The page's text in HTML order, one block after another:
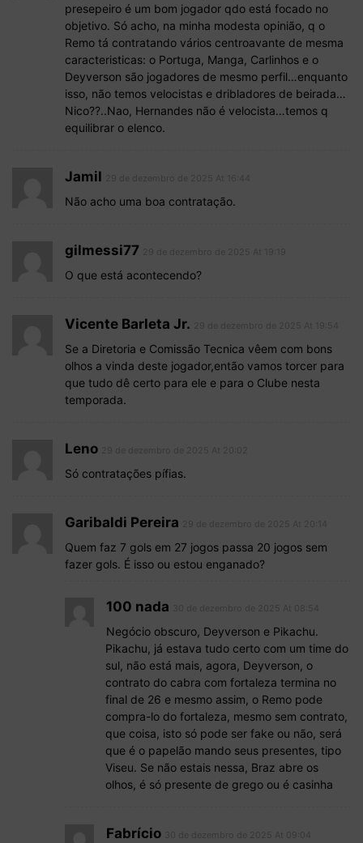
presepeiro é um bom jogador qdo está focado no
objetivo. Só acho, na minha modesta opinião, q o
Remo tá contratando vários centroavante de mesma
caracteristicas: o Portuga, Manga, Carlinhos e o
Deyverson são jogadores de mesmo perfil…enquanto
isso, não temos velocistas e dribladores de beirada…
Nico??..Nao, Hernandes não é velocista…temos q
equilibrar o elenco.
Jamil
Não acho uma boa contratação.
gilmessi77
O que está acontecendo?
Vicente Barleta Jr.
Se a Diretoria e Comissão Tecnica vêem com bons
olhos a vinda deste jogador,então vamos torcer para
que tudo dê certo para ele e para o Clube nesta
temporada.
Leno
Só contratações pífias.
Garibaldi Pereira
Quem faz 7 gols em 27 jogos passa 20 jogos sem
fazer gols. É isso ou estou enganado?
100 nada
Negócio obscuro, Deyverson e Pikachu.
Pikachu, já estava tudo certo com um time do
sul, não está mais, agora, Deyverson, o
contrato do cabra com fortaleza termina no
final de 26 e mesmo assim, o Remo pode
compra-lo do fortaleza, mesmo sem contrato,
que coisa, isto só pode ser fake ou não, será
que é o papelão mando seus presentes, tipo
Viseu. Se não estais nessa, Braz abre os
olhos, é só presente de grego ou é casinha
Fabrício